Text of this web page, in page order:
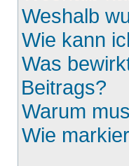
Weshalb
Wie kann
Was
Beitrags?
Warum
Wie